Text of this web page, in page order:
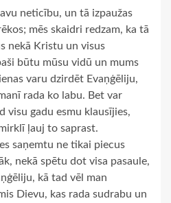
neticību, un tā izpaužas
mēs skaidri redzam, ka tā
nekā Kristu un visus
būtu mūsu vidū un mums
varu dzirdēt Evaņģēliju,
rada ko labu. Bet var
visu gadu esmu klausījies,
ļauj to saprast.
saņemtu ne tikai piecus
nekā spētu dot visa pasaule,
kā tad vēl man
Dievu, kas rada sudrabu un